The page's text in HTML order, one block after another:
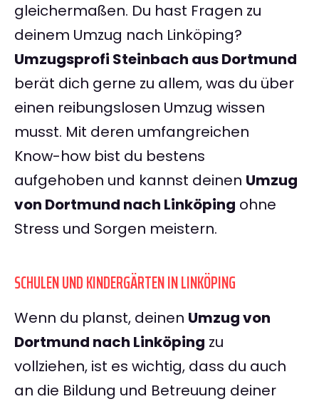
gleichermaßen. Du hast Fragen zu
deinem Umzug nach Linköping?
Umzugsprofi Steinbach aus Dortmund
berät dich gerne zu allem, was du über
einen reibungslosen Umzug wissen
musst. Mit deren umfangreichen
Know-how bist du bestens
aufgehoben und kannst deinen Umzug
von Dortmund nach Linköping ohne
Stress und Sorgen meistern.
SCHULEN UND KINDERGÄRTEN IN LINKÖPING
Wenn du planst, deinen Umzug von
Dortmund nach Linköping zu
vollziehen, ist es wichtig, dass du auch
an die Bildung und Betreuung deiner